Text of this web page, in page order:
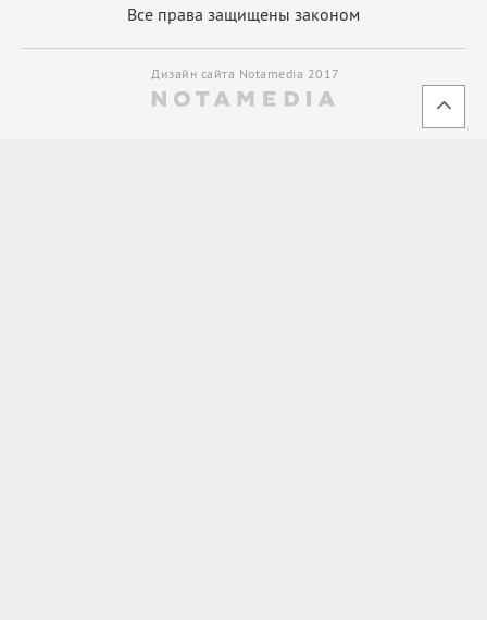
Все права защищены законом
Дизайн сайта Notamedia 2017